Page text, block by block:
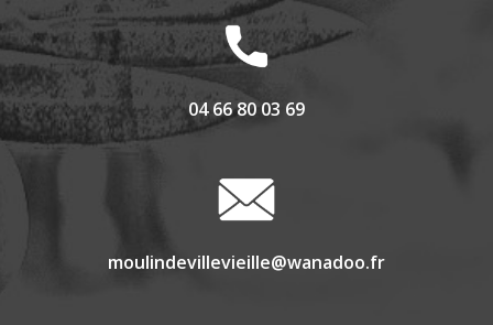
04 66 80 03 69
moulindevillevieille@wanadoo.fr